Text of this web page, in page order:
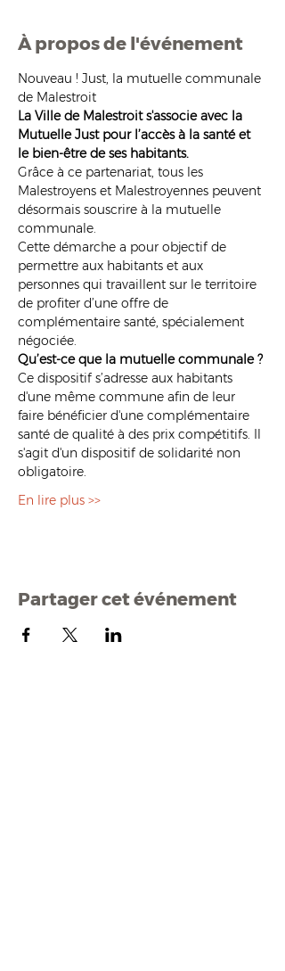
À propos de l'événement
Nouveau ! Just, la mutuelle communale
de Malestroit
La Ville de Malestroit s'associe avec la
Mutuelle Just pour l’accès à la santé et
le bien-être de ses habitants.
Grâce à ce partenariat, tous les
Malestroyens et Malestroyennes peuvent
désormais souscrire à la mutuelle
communale.
Cette démarche a pour objectif de
permettre aux habitants et aux
personnes qui travaillent sur le territoire
de profiter d’une offre de
complémentaire santé, spécialement
négociée.
Qu’est-ce que la mutuelle communale ?
Ce dispositif s’adresse aux habitants
d'une même commune afin de leur
faire bénéficier d'une complémentaire
santé de qualité à des prix compétitifs. Il
s'agit d'un dispositif de solidarité non
obligatoire.
En lire plus >>
Partager cet événement